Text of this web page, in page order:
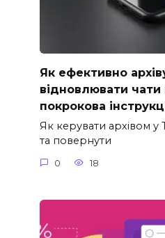
Як ефективно
відновлювати чати
покрокова
Як керувати архівом у
та повернути
0 18